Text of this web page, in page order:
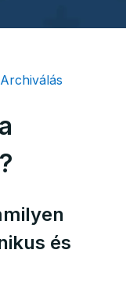
Archiválás
és